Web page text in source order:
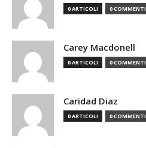
0 ARTICOLI 0 COMMENTI
Carey Macdonell
0 ARTICOLI 0 COMMENTI
Caridad Diaz
0 ARTICOLI 0 COMMENTI